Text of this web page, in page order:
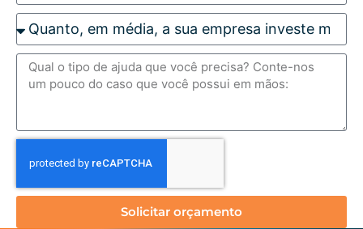
Solicitar orçamento